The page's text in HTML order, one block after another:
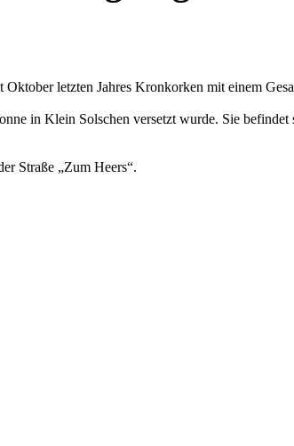
letzten Jahres Kronkorken mit einem
in Klein Solschen versetzt wurde. Sie
Straße „Zum Heers“.